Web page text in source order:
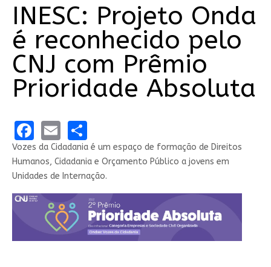
INESC: Projeto Onda
é reconhecido pelo
CNJ com Prêmio
Prioridade Absoluta
Facebook
EmailShare
Vozes da Cidadania é um espaço de formação de Direitos
Humanos, Cidadania e Orçamento Público a jovens em
Unidades de Internação.